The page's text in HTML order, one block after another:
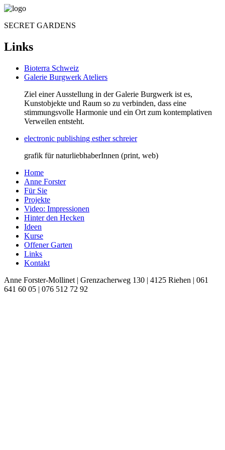
SECRET GARDENS
Links
Bioterra Schweiz
Galerie Burgwerk Ateliers
Ziel einer Ausstellung in der Galerie Burgwerk ist es,
Kunstobjekte und Raum so zu verbinden, dass eine
stimmungsvolle Harmonie und ein Ort zum kontemplativen
Verweilen entsteht.
electronic publishing esther schreier
grafik für naturliebhaberInnen (print, web)
Home
Anne Forster
Für Sie
Projekte
Video: Impressionen
Hinter den Hecken
Ideen
Kurse
Offener Garten
Links
Kontakt
Anne Forster-Mollinet | Grenzacherweg 130 | 4125 Riehen | 061
641 60 05 | 076 512 72 92